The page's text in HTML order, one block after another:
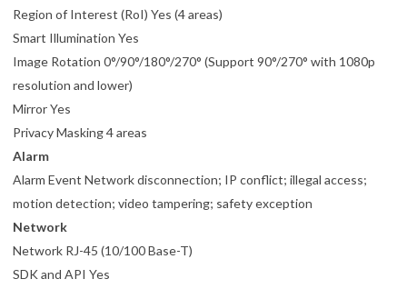
Region of Interest (RoI) Yes (4 areas)
Smart Illumination Yes
Image Rotation 0°/90°/180°/270° (Support 90°/270° with 1080p
resolution and lower)
Mirror Yes
Privacy Masking 4 areas
Alarm
Alarm Event Network disconnection; IP conflict; illegal access;
motion detection; video tampering; safety exception
Network
Network RJ-45 (10/100 Base-T)
SDK and API Yes